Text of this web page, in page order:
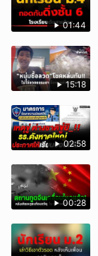
01:44
15:18
02:58
00:28